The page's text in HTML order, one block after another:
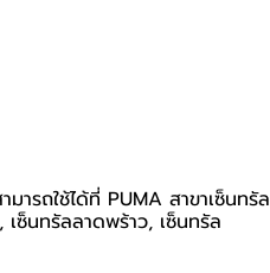
รถใช้ได้ที่ PUMA สาขาเซ็นทรัล
ซ็นทรัลลาดพร้าว, เซ็นทรัล